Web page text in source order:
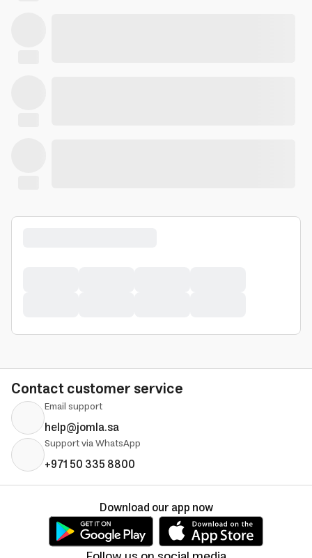
Contact customer service
Email support
help@jomla.sa
Support via WhatsApp
+971 50 335 8800
Download our app now